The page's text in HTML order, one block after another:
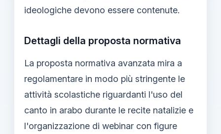
ideologiche devono essere contenute.
Dettagli della proposta normativa
La proposta normativa avanzata mira a
regolamentare in modo più stringente le
attività scolastiche riguardanti l'uso del
canto in arabo durante le recite natalizie e
l'organizzazione di webinar con figure